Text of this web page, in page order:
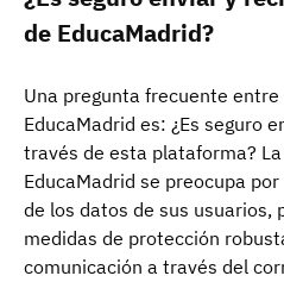
de EducaMadrid?
Una pregunta frecuente
EducaMadrid es: ¿Es seguro
través de esta plataforma?
EducaMadrid se preocupa
de los datos de sus usuarios,
medidas de protección
comunicación a través del